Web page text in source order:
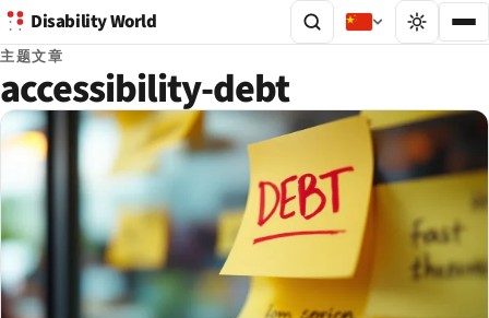
Disability World
主题文章
accessibility-debt